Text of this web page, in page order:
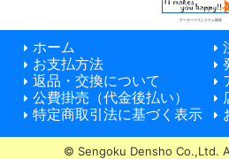
データベースシステム開発
ホーム
お支払方法
返品・交換について
公費掛売（代金後払い）
特定商取引法に基づく表示
© Sengoku Densho Co.,Ltd.